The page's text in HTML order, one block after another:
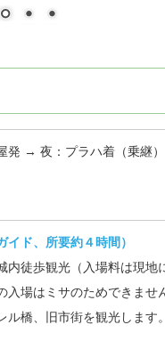
発 → 夜：プラハ着（乗継
ド、所要約４時間）
内徒歩観光（入場料は現地
入場はミサのためできませ
橋、旧市街を観光します。